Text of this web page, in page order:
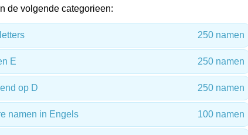
de volgende categorieen:
250 namen
E 250 namen
op D 250 namen
namen in Engels 100 namen